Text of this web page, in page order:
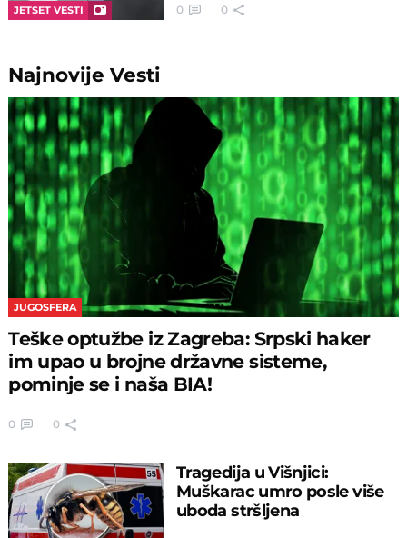
JETSET VESTI 0 0
NajnovijeVesti
JUGOSFERA
Teške optužbe iz Zagreba: Srpski haker
im upao u brojne državne sisteme,
pominje se i naša BIA!
0 0
Tragedija u Višnjici:
Muškarac umro posle više
uboda stršljena